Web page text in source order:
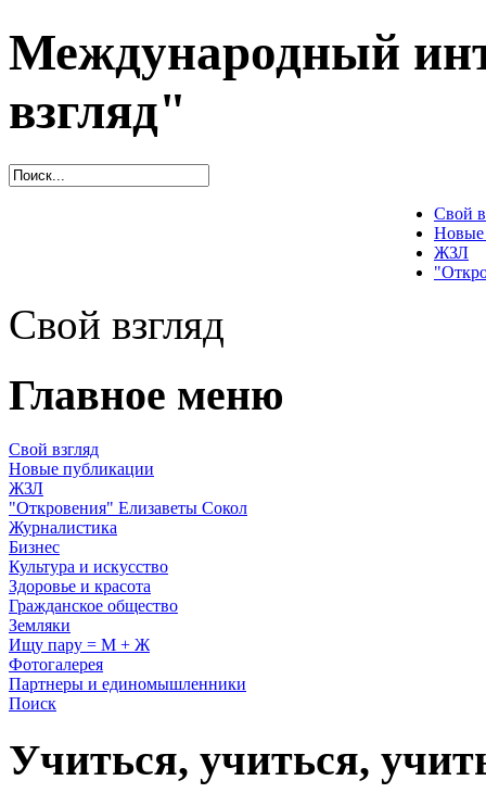
Международный
взгляд"
Свой
Новые
ЖЗЛ
Свой взгляд
Главное меню
Свой взгляд
Новые публикации
ЖЗЛ
"Откровения" Елизаветы Сокол
Журналистика
Бизнес
Культура и искусство
Здоровье и красота
Гражданское общество
Земляки
Ищу пару = М + Ж
Фотогалерея
Партнеры и единомышленники
Поиск
Учиться, учиться,